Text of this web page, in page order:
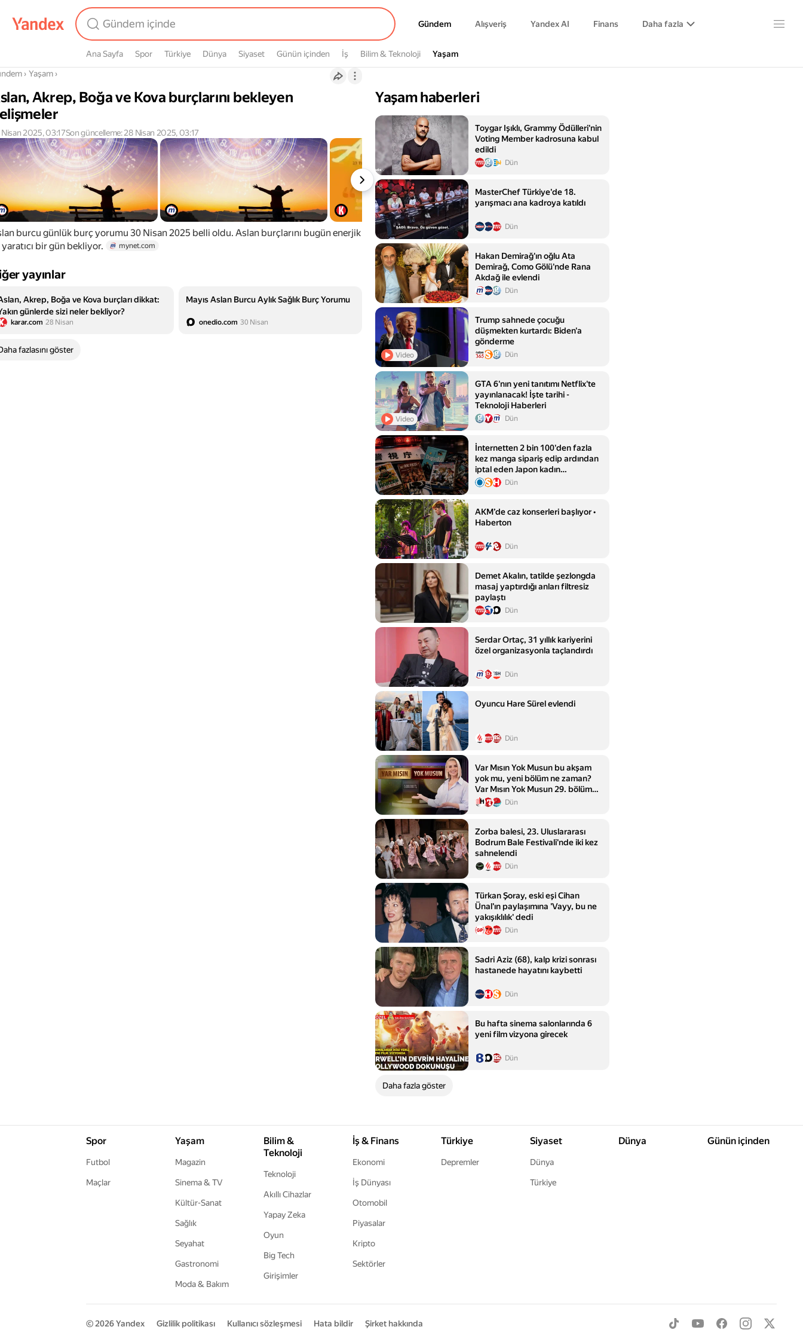
Gündem
Gündem Alışveriş Yandex AI Finans Daha fazla
Ana Sayfa Spor Türkiye Dünya Siyaset Günün içinden İş Bilim & Teknoloji Yaşam
Yaşam
› Yaşam ›
Akrep, Boğa ve Kova burçlarını bekleyen
2025, 03:17Son güncelleme: 28 Nisan 2025, 03:17
burcu günlük burç yorumu 30 Nisan 2025 belli oldu. Aslan burçlarını bugün enerjik
yaratıcı bir gün bekliyor.
mynet.com
yayınlar
Akrep, Boğa ve Kova burçları dikkat:
günlerde sizi neler bekliyor?
karar.com 28 Nisan
Mayıs Aslan Burcu Aylık Sağlık Burç Yorumu
onedio.com 30 Nisan
fazlasını göster
Yaşam haberleri
Toygar Işıklı, Grammy Ödülleri'nin
Voting Member kadrosuna kabul
edildi
Dün
MasterChef Türkiye'de 18.
yarışmacı ana kadroya katıldı
Dün
Hakan Demirağ'ın oğlu Ata
Demirağ, Como Gölü'nde Rana
Akdağ ile evlendi
Dün
Video
Trump sahnede çocuğu
düşmekten kurtardı: Biden'a
gönderme
Dün
Video
GTA 6'nın yeni tanıtımı Netflix'te
yayınlanacak! İşte tarihi -
Teknoloji Haberleri
Dün
İnternetten 2 bin 100'den fazla
kez manga sipariş edip ardından
iptal eden Japon kadın
tutuklandı
Dün
AKM’de caz konserleri başlıyor •
Haberton
Dün
Demet Akalın, tatilde şezlongda
masaj yaptırdığı anları filtresiz
paylaştı
Dün
Serdar Ortaç, 31 yıllık kariyerini
özel organizasyonla taçlandırdı
Dün
Oyuncu Hare Sürel evlendi
Dün
Var Mısın Yok Musun bu akşam
yok mu, yeni bölüm ne zaman?
Var Mısın Yok Musun 29. bölüm
fragmanıDün
Zorba balesi, 23. Uluslararası
Bodrum Bale Festivali'nde iki kez
sahnelendi
Dün
Türkan Şoray, eski eşi Cihan
Ünal'ın paylaşımına 'Vayy, bu ne
yakışıklılık' dedi
Dün
Sadri Aziz (68), kalp krizi sonrası
hastanede hayatını kaybetti
Dün
Bu hafta sinema salonlarında 6
yeni film vizyona girecek
Dün
Daha fazla göster
Spor
Futbol
Maçlar
Yaşam
Magazin
Sinema & TV
Kültür-Sanat
Sağlık
Seyahat
Gastronomi
Moda & Bakım
Bilim &
Teknoloji
Teknoloji
Akıllı Cihazlar
Yapay Zeka
Oyun
Big Tech
Girişimler
İş & Finans
Ekonomi
İş Dünyası
Otomobil
Piyasalar
Kripto
Sektörler
Türkiye
Depremler
Siyaset
Dünya
Türkiye
Dünya Günün içinden
© 2026Yandex Gizlilik politikası Kullanıcı sözleşmesi Hata bildir Şirket hakkında